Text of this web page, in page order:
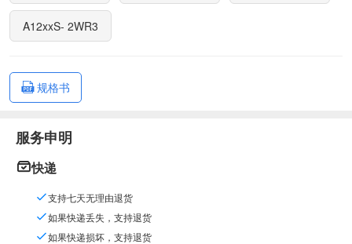
A12xxS- 2WR3
规格书
服务申明
快递
支持七天无理由退货
如果快递丢失，支持退货
如果快递损坏，支持退货